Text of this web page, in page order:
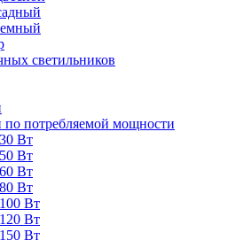
светильников
потребляемой мощности
Вт
Вт
Вт
Вт
Вт
Вт
Вт